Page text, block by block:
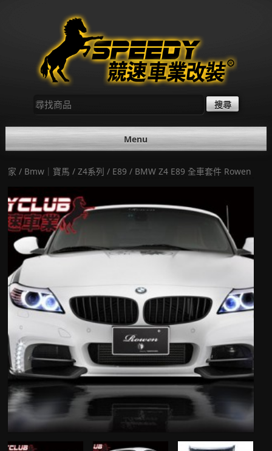
尋
找：
Menu
家 / Bmw｜寶馬 / Z4系列 / E89 / BMW Z4 E89 全車套件 Rowen